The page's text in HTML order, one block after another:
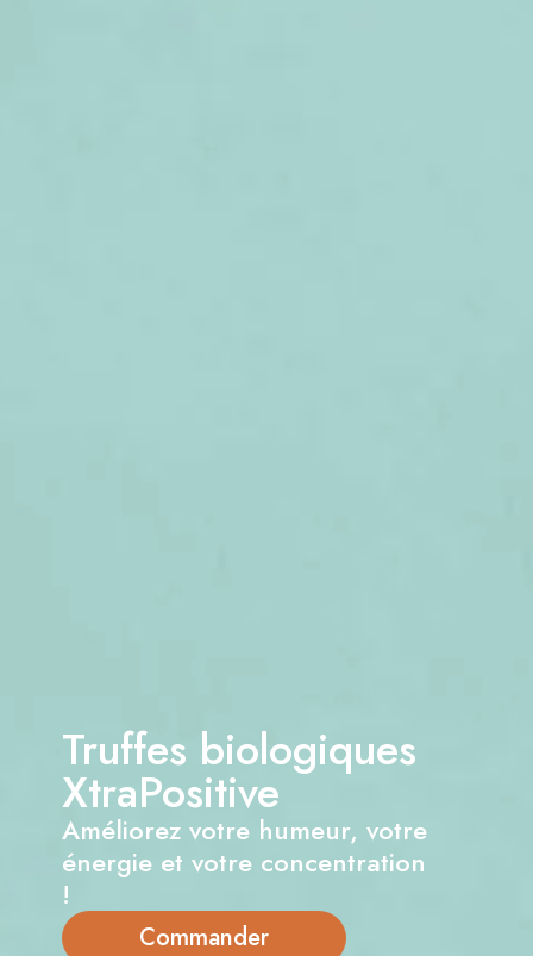
Truffes biologiques
XtraPositive
Améliorez votre humeur, votre
énergie et votre concentration
!
Commander